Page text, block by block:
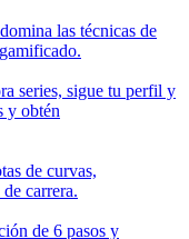
las técnicas de
series, sigue tu perfil y
y obtén
de curvas,
carrera.
de 6 pasos y